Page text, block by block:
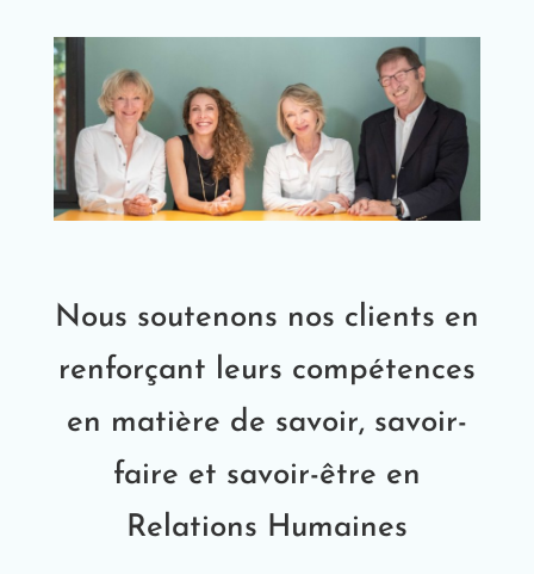
Nous soutenons nos clients en
renforçant leurs compétences
en matière de savoir, savoir-
faire et savoir-être en
Relations Humaines